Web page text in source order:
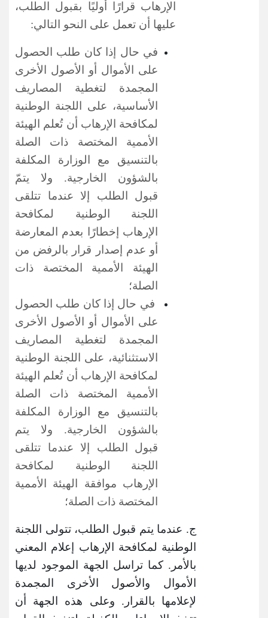
الإرهاب قرارًا أوليًا بقبول الطلب،
عليها أن تعمل على النحو التالي:
في حال إذا كان طلب الحصول
على الأموال أو الأصول الأخرى
المجمدة لتغطية المصاريف
الأساسية، على اللجنة الوطنية
لمكافحة الإرهاب أن تُعلم الهيئة
الأممية المختصة ذات الصلة
بالتنسيق مع الوزارة المكلفة
بالشؤون الخارجية. ولا يتمّ
قبول الطلب إلا عندما تتلقى
اللجنة الوطنية لمكافحة
الإرهاب إخطارًا بعدم المعارضة
أو عدم إصدار قرار بالرفض من
الهيئة الأممية المختصة ذات
الصلة؛
في حال إذا كان طلب الحصول
على الأموال أو الأصول الأخرى
المجمدة لتغطية المصاريف
الاستثنائية، على اللجنة الوطنية
لمكافحة الإرهاب أن تُعلم الهيئة
الأممية المختصة ذات الصلة
بالتنسيق مع الوزارة المكلفة
بالشؤون الخارجية. ولا يتم
قبول الطلب إلا عندما تتلقى
اللجنة الوطنية لمكافحة
الإرهاب موافقة الهيئة الأممية
المختصة ذات الصلة؛
ج. عندما يتم قبول الطلب، تتولى اللجنة
الوطنية لمكافحة الإرهاب إعلام المعني
بالأمر. كما تراسل الجهة الموجود لديها
الأموال والأصول الأخرى المجمدة
لإعلامها بالقرار. وعلى هذه الجهة أن